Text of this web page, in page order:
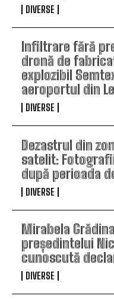
DIVERSE
Infiltrare fără
dronă de
explozibil
aeroportul din
DIVERSE
Dezastrul din
satelit:
după perioada
DIVERSE
Mirabela
președintelui
cunoscută
DIVERSE